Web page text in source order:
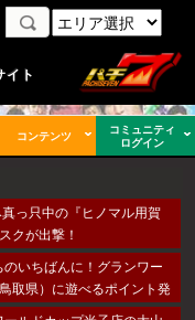
イト
コンテンツ
コミュニティ
ログイン
真っ只中の『ヒノマル用賀
クが出撃！
のいちばんに！グランワー
取県）に遊べるポイント発